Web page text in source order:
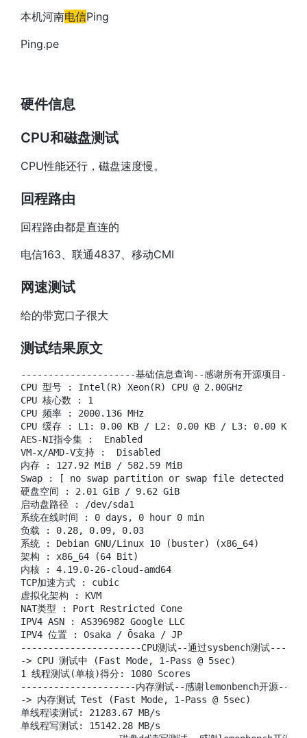
本机河南电信Ping
Ping.pe
硬件信息
CPU和磁盘测试
CPU性能还行，磁盘速度慢。
回程路由
回程路由都是直连的
电信163、联通4837、移动CMI
网速测试
给的带宽口子很大
测试结果原文
---------------------基础信息查询--感谢所有开源项
CPU 型号 : Intel(R) Xeon(R) CPU @ 2.00GHz
CPU 核心数 : 1
CPU 频率 : 2000.136 MHz
CPU 缓存 : L1: 0.00 KB / L2: 0.00 KB / L3: 0.00 KB
AES-NI指令集 :  Enabled
VM-x/AMD-V支持 :  Disabled
内存 : 127.92 MiB / 582.59 MiB
Swap : [ no swap partition or swap file detected ]
硬盘空间 : 2.01 GiB / 9.62 GiB
启动盘路径 : /dev/sda1
系统在线时间 : 0 days, 0 hour 0 min
负载 : 0.28, 0.09, 0.03
系统 : Debian GNU/Linux 10 (buster) (x86_64)
架构 : x86_64 (64 Bit)
内核 : 4.19.0-26-cloud-amd64
TCP加速方式 : cubic
虚拟化架构 : KVM
NAT类型 : Port Restricted Cone
IPV4 ASN : AS396982 Google LLC
IPV4 位置 : Osaka / Ōsaka / JP
----------------------CPU测试--通过sysbench测试
-> CPU 测试中 (Fast Mode, 1-Pass @ 5sec)
1 线程测试(单核)得分: 1080 Scores
---------------------内存测试--感谢lemonbench开源
-> 内存测试 Test (Fast Mode, 1-Pass @ 5sec)
单线程读测试: 21283.67 MB/s
单线程写测试: 15142.28 MB/s